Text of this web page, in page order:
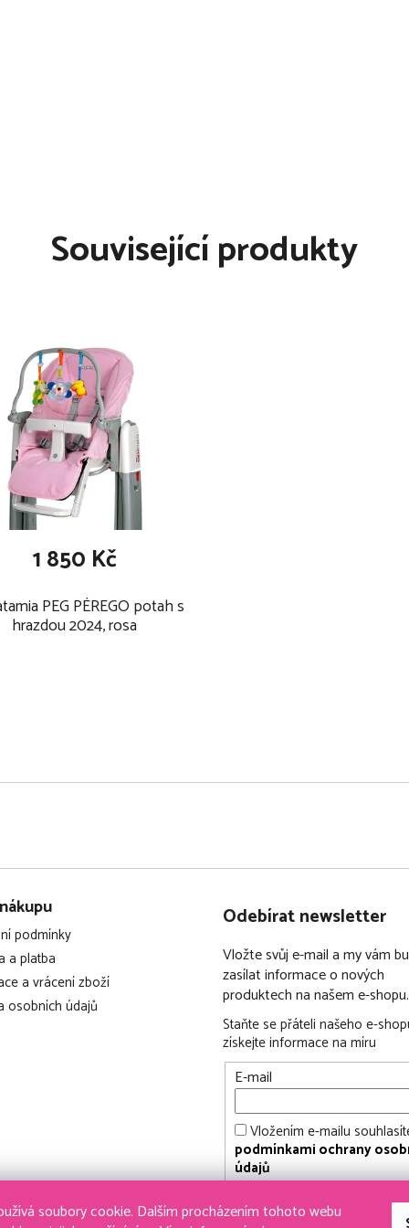
soubory cookie. Dalším procházením tohoto webu
sací část, který je
vždy správně umístěn
dítěte a otvory na obou
BPA je měkká a
2 dudlíky najednou v
Související produkty
PEG PÉREGO potah s
hrazdou 2024, rosa
1 850 Kč
podmínky
a platba
a vrácení zboží
osobních údajů
Odebírat newsletter
Vložte svůj e-mail a my vám
zasílat informace o nových
produktech na našem e-shopu.
Staňte se přáteli našeho e-
získejte informace na míru
E-mail
Vložením e-mailu
podmínkami ochrany
údajů
PŘIHLÁSIT SE